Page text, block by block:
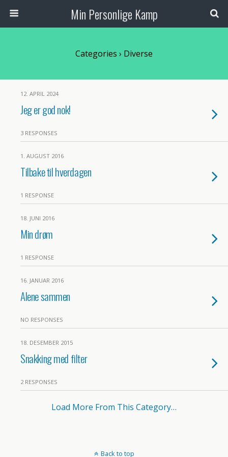
Min Personlige Kamp
Categories › Diverse
12. APRIL 2024
Jeg er god nok!
3 RESPONSES
1. AUGUST 2016
Tilbake til hverdagen
1 RESPONSE
18. JUNI 2016
Min drøm
1 RESPONSE
16. JANUAR 2016
Alene sammen
NO RESPONSES
18. DESEMBER 2015
Snakking med filter
2 RESPONSES
Load More From This Category…
Back to top